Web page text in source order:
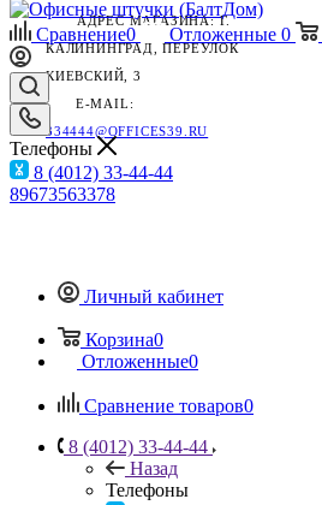
АДРЕС МАГАЗИНА: Г.
КАЛИНИНГРАД, ПЕРЕУЛОК
КИЕВСКИЙ, 3
E-MAIL:
334444@OFFICES39.RU
Сравнение0 Отложенные 0
Телефоны
8 (4012) 33-44-44
89673563378
Личный кабинет
Корзина0
Отложенные0
Сравнение товаров0
8 (4012) 33-44-44
Назад
Телефоны